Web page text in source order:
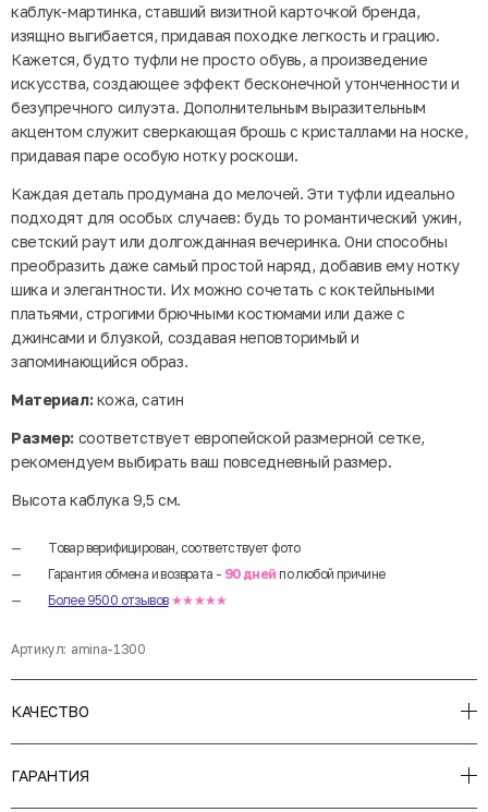
каблук-мартинка, ставший визитной карточкой бренда,
изящно выгибается, придавая походке легкость и грацию.
Кажется, будто туфли не просто обувь, а произведение
искусства, создающее эффект бесконечной утонченности и
безупречного силуэта. Дополнительным выразительным
акцентом служит сверкающая брошь с кристаллами на носке,
придавая паре особую нотку роскоши.
Каждая деталь продумана до мелочей. Эти туфли идеально
подходят для особых случаев: будь то романтический ужин,
светский раут или долгожданная вечеринка. Они способны
преобразить даже самый простой наряд, добавив ему нотку
шика и элегантности. Их можно сочетать с коктейльными
платьями, строгими брючными костюмами или даже с
джинсами и блузкой, создавая неповторимый и
запоминающийся образ.
Материал:кожа, сатин
Размер: соответствует европейской размерной сетке,
рекомендуем выбирать ваш повседневный размер.
Высота каблука 9,5 см.
Товар верифицирован, соответствует фото
Гарантия обмена и возврата - 90 дней по любой причине
Более 9500 отзывов ★★★★★
Артикул: amina-1300
КАЧЕСТВО
ГАРАНТИЯ